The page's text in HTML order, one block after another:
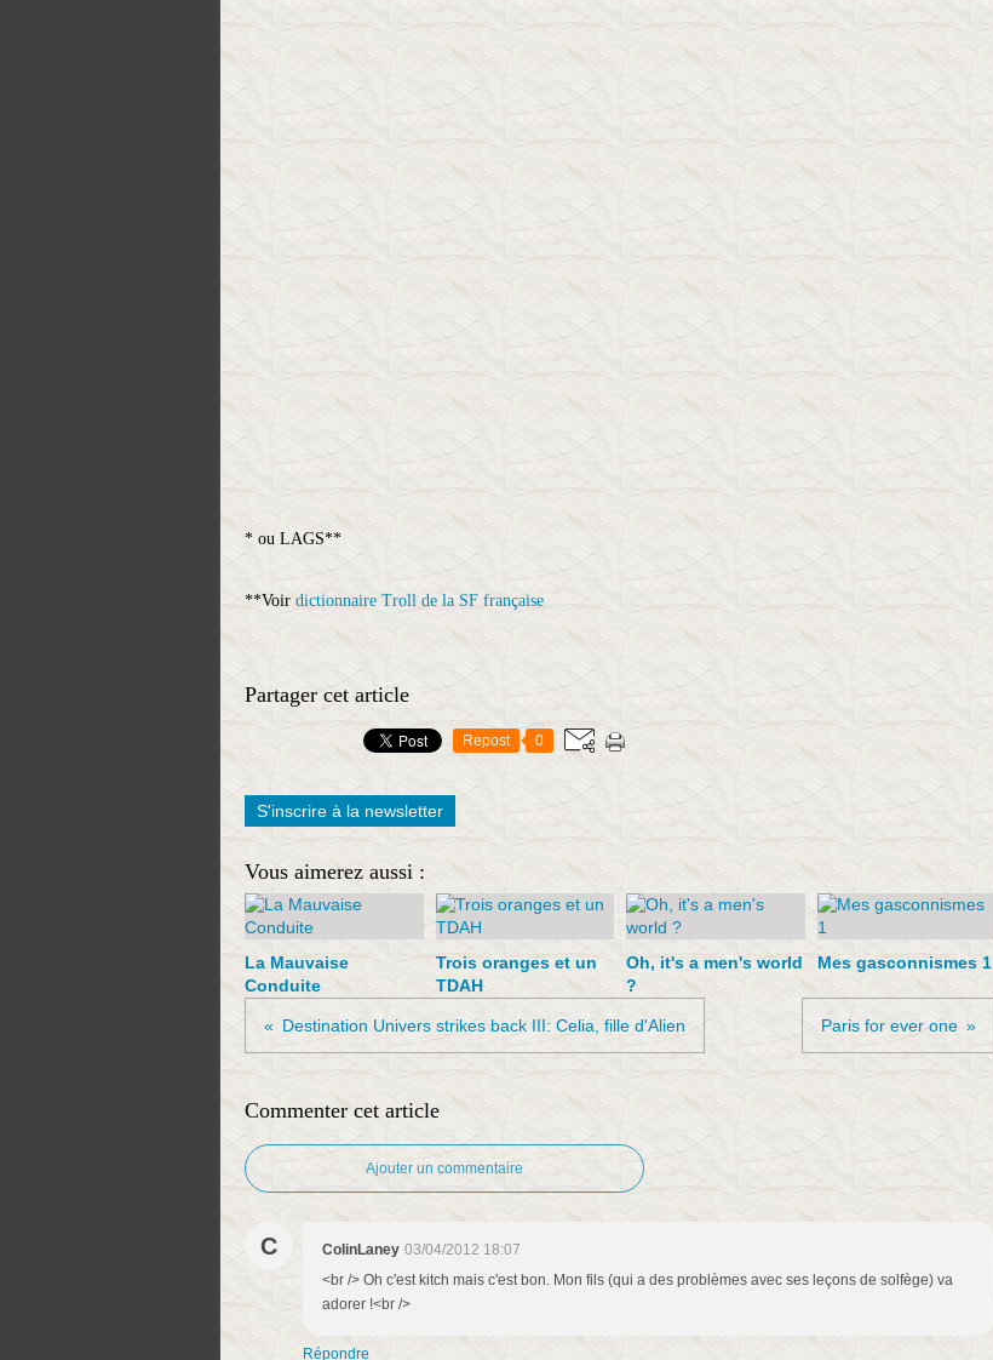
* ou LAGS**
**Voir dictionnaire Troll de la SF française
Partager cet article
Repost 0
S'inscrire à la newsletter
Vous aimerez aussi :
La Mauvaise
Conduite
Trois oranges et un
TDAH
Oh, it's a men's world
?
Mes gasconnismes 1
Destination Univers strikes back III: Celia, fille d'Alien Paris for ever one
Commenter cet article
Ajouter un commentaire
C ColinLaney 03/04/2012 18:07
<br /> Oh c'est kitch mais c'est bon. Mon fils (qui a des problèmes avec ses leçons de solfège) va
adorer !<br />
Répondre